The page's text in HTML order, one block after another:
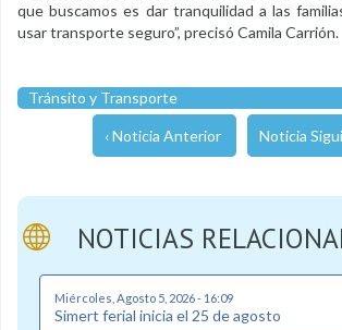
que buscamos es dar tranquilidad a las
usar transporte seguro”, precisó Camila Carrión.
Tránsito y Transporte
‹ Noticia Anterior Noticia
NOTICIAS
Miércoles, Agosto 5, 2026 - 16:09
Simert ferial inicia el 25 de agosto